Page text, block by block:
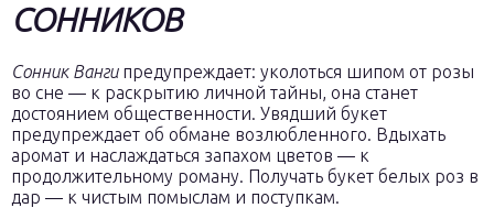
СОННИКОВ
Сонник Вангипредупреждает: уколоться шипом от розы
во сне — к раскрытию личной тайны, она станет
достоянием общественности. Увядший букет
предупреждает об обмане возлюбленного. Вдыхать
аромат и наслаждаться запахом цветов — к
продолжительному роману. Получать букет белых роз в
дар — к чистым помыслам и поступкам.